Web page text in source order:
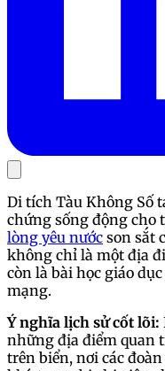
Di tích Tàu Không Số
chứng sống động cho
lòng yêu nước son sắt
không chỉ là một địa
còn là bài học giáo dục
mạng.
Ý nghĩa lịch sử cốt lõi:
những địa điểm quan
trên biển, nơi các